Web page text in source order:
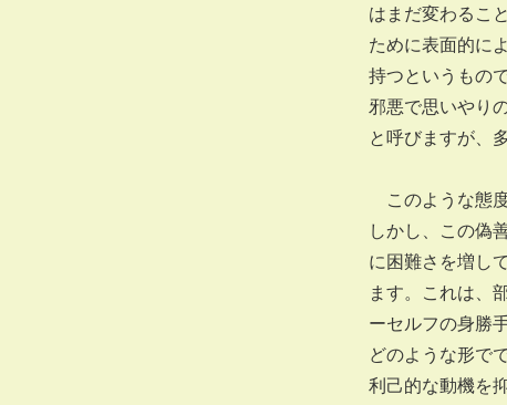
はまだ変わるこ
ために表面的に
持つというもの
邪悪で思いやり
と呼びますが、
このような態
しかし、この偽
に困難さを増し
ます。これは、
ーセルフの身勝
どのような形で
利己的な動機を